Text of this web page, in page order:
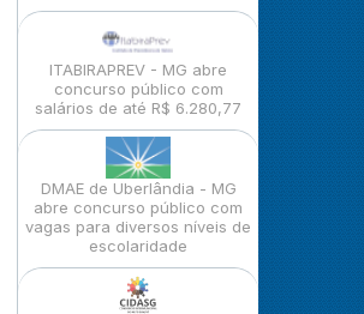
ITABIRAPREV - MG abre
concurso público com
salários de até R$ 6.280,77
DMAE de Uberlândia - MG
abre concurso público com
vagas para diversos níveis de
escolaridade